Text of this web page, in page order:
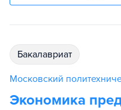
бакалавриат
Московский
Экономика